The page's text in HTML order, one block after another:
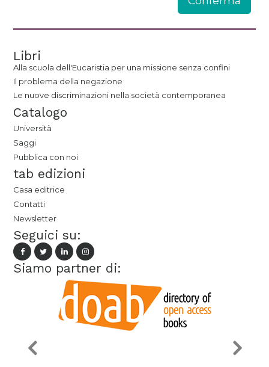
Libri
Alla scuola dell'Eucaristia per una missione senza confini
Il problema della negazione
Le nuove discriminazioni nella società contemporanea
Catalogo
Università
Saggi
Pubblica con noi
tab edizioni
Casa editrice
Contatti
Newsletter
Seguici su:
Siamo partner di: